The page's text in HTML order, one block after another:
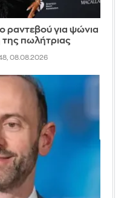
ραντεβού για ψώνια
της πωλήτριας
08.08.2026